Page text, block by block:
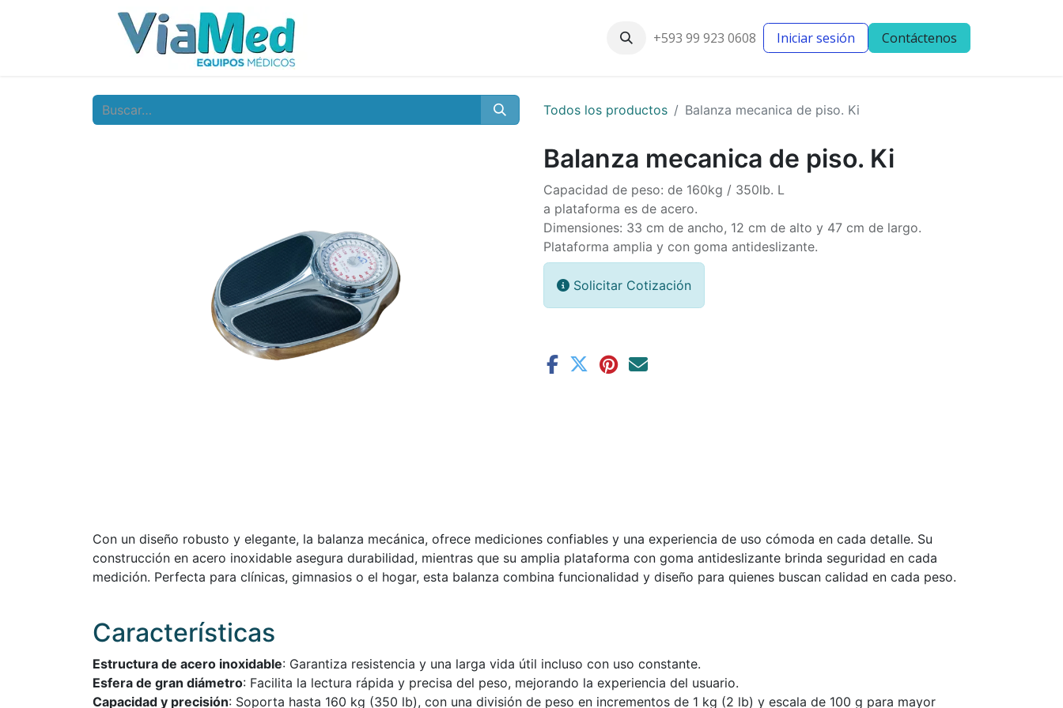
Nuestros clientes Blog
+593 99 923 0608 Iniciar sesión Contáctenos
Todos los productos Balanza mecanica de piso. Ki
Balanza mecanica de piso. Ki
Capacidad de peso: de 160kg / 350lb. L
a plataforma es de acero.
Dimensiones: 33 cm de ancho, 12 cm de alto y 47 cm de largo.
Plataforma amplia y con goma antideslizante.
Solicitar Cotización
Con un diseño robusto y elegante, la balanza mecánica, ofrece mediciones confiables y una experiencia de uso cómoda en cada detalle. Su
construcción en acero inoxidable asegura durabilidad, mientras que su amplia plataforma con goma antideslizante brinda seguridad en cada
medición. Perfecta para clínicas, gimnasios o el hogar, esta balanza combina funcionalidad y diseño para quienes buscan calidad en cada peso.
Características
Estructura de acero inoxidable: Garantiza resistencia y una larga vida útil incluso con uso constante.
Esfera de gran diámetro: Facilita la lectura rápida y precisa del peso, mejorando la experiencia del usuario.
Capacidad y precisión: Soporta hasta 160 kg (350 lb), con una división de peso en incrementos de 1 kg (2 lb) y escala de 100 g para mayor